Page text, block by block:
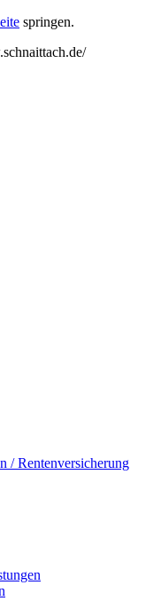
springen.
/ Rentenversicherung